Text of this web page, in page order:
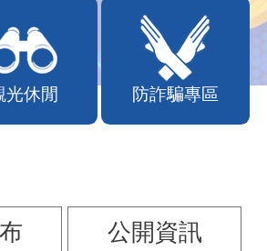
光休閒 防詐騙專區
公開資訊